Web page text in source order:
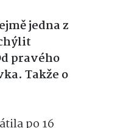
jedna z
pravého
Takže o
po 16